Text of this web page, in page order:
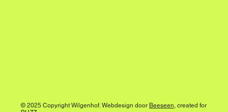
© 2025 Copyright Wilgenhof. Webdesign door Beeseen, created for